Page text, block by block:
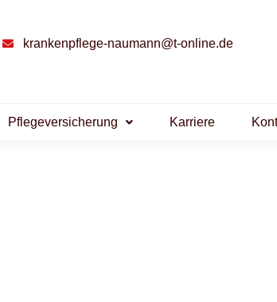
krankenpflege-naumann@t-online.de
Pflegeversicherung Karriere